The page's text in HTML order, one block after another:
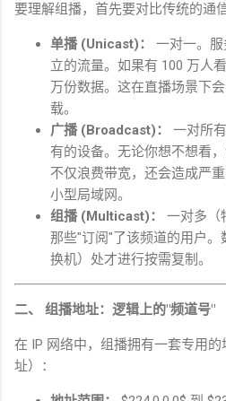
要理解组播，首先要对比传统的通
单播(Unicast)：
一对一。
立的流量。如果有 100 万人
万份数据。这在直播场景下
载。
广播(Broadcast)：
一对所
有的设备。无论你想不想看
不仅浪费带宽，还会造成严
小型局域网。
组播(Multicast)：
一对多（
那些"订阅"了该频道的用户
换机）处才进行按需复制。
二、 组播地址：逻辑上的"频道号"
在 IP 网络中，组播拥有一套专用的
址）：